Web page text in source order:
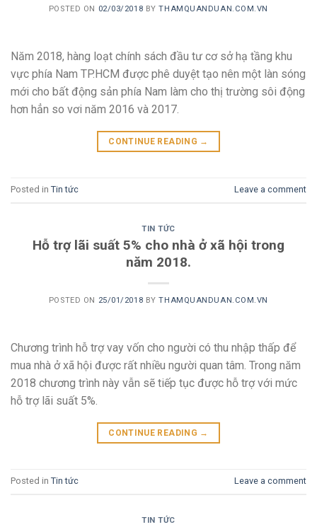
POSTED ON 02/03/2018 BYTHAMQUANDUAN.COM.VN
Năm 2018, hàng loạt chính sách đầu tư cơ sở hạ tầng khu
vực phía Nam TP.HCM được phê duyệt tạo nên một làn sóng
mới cho bất động sản phía Nam làm cho thị trường sôi động
hơn hẳn so vơi năm 2016 và 2017.
CONTINUE READING →
Posted in Tin tức Leave a comment
TIN TỨC
Hỗ trợ lãi suất 5% cho nhà ở xã hội trong
năm 2018.
POSTED ON 25/01/2018 BYTHAMQUANDUAN.COM.VN
Chương trình hỗ trợ vay vốn cho người có thu nhập thấp để
mua nhà ở xã hội được rất nhiều người quan tâm. Trong năm
2018 chương trình này vẫn sẽ tiếp tục được hỗ trợ với mức
hỗ trợ lãi suất 5%.
CONTINUE READING →
Posted in Tin tức Leave a comment
TIN TỨC